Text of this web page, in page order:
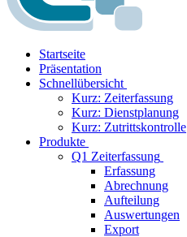
Startseite
Präsentation
Schnellübersicht
Kurz: Zeiterfassung
Kurz: Dienstplanung
Kurz: Zutrittskontrolle
Produkte
Q1 Zeiterfassung
Erfassung
Abrechnung
Aufteilung
Auswertungen
Export